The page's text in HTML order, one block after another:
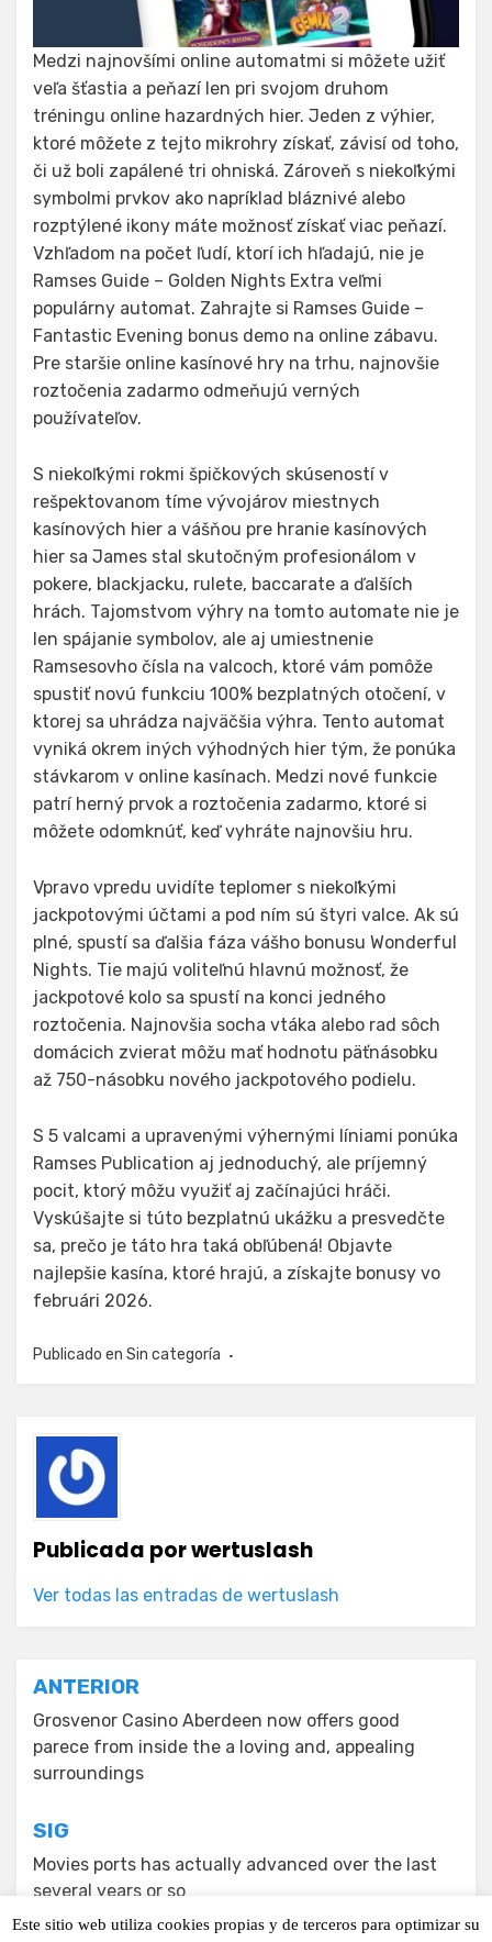
Medzi najnovšími online automatmi si môžete užiť
veľa šťastia a peňazí len pri svojom druhom
tréningu online hazardných hier. Jeden z výhier,
ktoré môžete z tejto mikrohry získať, závisí od toho,
či už boli zapálené tri ohniská. Zároveň s niekoľkými
symbolmi prvkov ako napríklad bláznivé alebo
rozptýlené ikony máte možnosť získať viac peňazí.
Vzhľadom na počet ľudí, ktorí ich hľadajú, nie je
Ramses Guide – Golden Nights Extra veľmi
populárny automat. Zahrajte si Ramses Guide –
Fantastic Evening bonus demo na online zábavu.
Pre staršie online kasínové hry na trhu, najnovšie
roztočenia zadarmo odmeňujú verných
používateľov.
S niekoľkými rokmi špičkových skúseností v
rešpektovanom tíme vývojárov miestnych
kasínových hier a vášňou pre hranie kasínových
hier sa James stal skutočným profesionálom v
pokere, blackjacku, rulete, baccarate a ďalších
hrách. Tajomstvom výhry na tomto automate nie je
len spájanie symbolov, ale aj umiestnenie
Ramsesovho čísla na valcoch, ktoré vám pomôže
spustiť novú funkciu 100% bezplatných otočení, v
ktorej sa uhrádza najväčšia výhra. Tento automat
vyniká okrem iných výhodných hier tým, že ponúka
stávkarom v online kasínach. Medzi nové funkcie
patrí herný prvok a roztočenia zadarmo, ktoré si
môžete odomknúť, keď vyhráte najnovšiu hru.
Vpravo vpredu uvidíte teplomer s niekoľkými
jackpotovými účtami a pod ním sú štyri valce. Ak sú
plné, spustí sa ďalšia fáza vášho bonusu Wonderful
Nights. Tie majú voliteľnú hlavnú možnosť, že
jackpotové kolo sa spustí na konci jedného
roztočenia. Najnovšia socha vtáka alebo rad sôch
domácich zvierat môžu mať hodnotu päťnásobku
až 750-násobku nového jackpotového podielu.
S 5 valcami a upravenými výhernými líniami ponúka
Ramses Publication aj jednoduchý, ale príjemný
pocit, ktorý môžu využiť aj začínajúci hráči.
Vyskúšajte si túto bezplatnú ukážku a presvedčte
sa, prečo je táto hra taká obľúbená! Objavte
najlepšie kasína, ktoré hrajú, a získajte bonusy vo
februári 2026.
Publicado en Sin categoría
Publicada porwertuslash
Ver todas las entradas de wertuslash
Navegación
de
entradas
ANTERIOR
Grosvenor Casino Aberdeen now offers good
parece from inside the a loving and, appealing
surroundings
SIG
Movies ports has actually advanced over the last
several years or so
Este sitio web utiliza cookies propias y de terceros para optimizar su